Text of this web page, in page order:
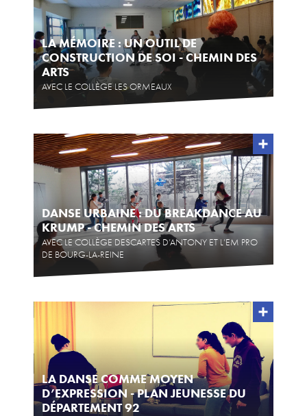
LA MÉMOIRE : UN OUTIL DE
CONSTRUCTION DE SOI - CHEMIN DES
ARTS
AVEC LE COLLÈGE LES ORMEAUX
DANSE URBAINE : DU BREAKDANCE AU
KRUMP - CHEMIN DES ARTS
AVEC LE COLLÈGE DESCARTES D’ANTONY ET L’EM PRO
DE BOURG-LA-REINE
LA DANSE COMME MOYEN
D’EXPRESSION - PLAN JEUNESSE DU
DÉPARTEMENT 92